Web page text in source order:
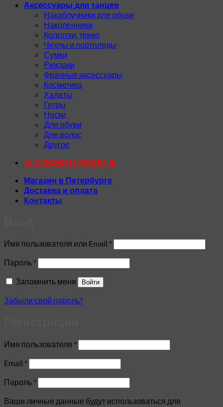
Аксессуары для танцев
Накаблучники для обуви
Наколенники
Колготки, трико
Чехлы и портпледы
Сумки
Рюкзаки
Фрачные аксессуары
Косметика
Халаты
Гетры
Носки
Для обуви
Для волос
Другое
🔥 СКИДКИ И АКЦИИ 🔥
Магазин в Петербурге
Доставка и оплата
Контакты
Имя пользователя или Email *Обязательно
Пароль *Обязательно
Запомнить меня Войти
Забыли свой пароль?
Имя пользователя *Обязательно
Email *Обязательно
Пароль *Обязательно
Ваши личные данные будут использоваться для